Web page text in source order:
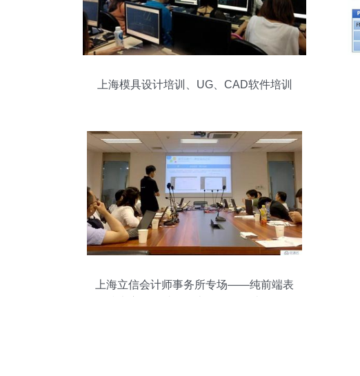
上海模具设计培训、UG、CAD软件培训
上海立信会计师事务所专场——纯前端表